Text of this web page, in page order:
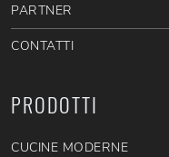
PARTNER
CONTATTI
PRODOTTI
CUCINE MODERNE